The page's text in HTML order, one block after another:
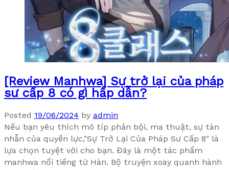
[Review Manhwa] Sự trở lại của pháp
sư cấp 8 có gì hấp dẫn?
Posted 19/06/2024 by admin
Nếu bạn yêu thích mô típ phản bội, ma thuật, sự tàn
nhẫn của quyền lực,"Sự Trở Lại Của Pháp Sư Cấp 8" là
lựa chọn tuyệt vời cho bạn. Đây là một tác phẩm
manhwa nổi tiếng từ Hàn. Bộ truyện xoay quanh hành